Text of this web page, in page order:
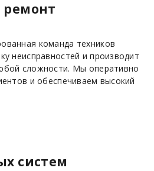
ремонт
команда техников
неисправностей и производит
сложности. Мы оперативно
и обеспечиваем высокий
систем